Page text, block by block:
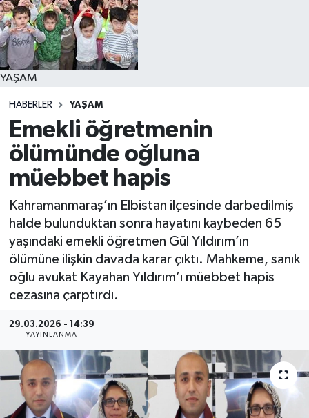
YAŞAM
HABERLER YAŞAM
Emekli öğretmenin
ölümünde oğluna
müebbet hapis
Kahramanmaraş’ın Elbistan ilçesinde darbedilmiş
halde bulunduktan sonra hayatını kaybeden 65
yaşındaki emekli öğretmen Gül Yıldırım’ın
ölümüne ilişkin davada karar çıktı. Mahkeme, sanık
oğlu avukat Kayahan Yıldırım’ı müebbet hapis
cezasına çarptırdı.
29.03.2026 - 14:39
YAYINLANMA
YAŞAM